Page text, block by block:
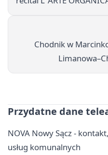
Chodnik w
Przydatne dane
NOVA Nowy Sącz -
usług komunalnych